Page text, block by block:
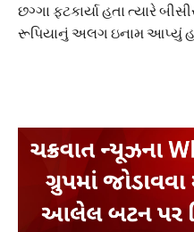
છગ્ગા ફટકાર્યા હતા ત્યારે
રૂપિયાનું અલગ ઇનામ આપ્યું